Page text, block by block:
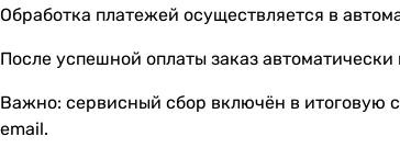
Обработка платежей осуществляется в
После успешной оплаты заказ автоматически
Важно: сервисный сбор включён в итоговую
email.